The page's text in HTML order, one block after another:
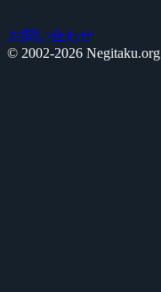
お問い合わせ
© 2002-2026 Negitaku.org